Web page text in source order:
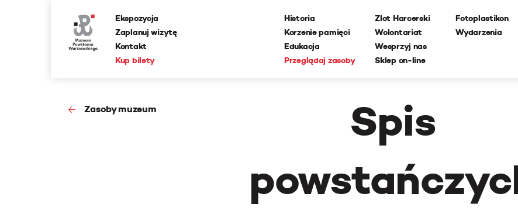
Ekspozycja
Zaplanuj wizytę
Kontakt
Kup bilety
Historia
Korzenie pamięci
Edukacja
Przeglądaj zasoby
Zlot Harcerski
Wolontariat
Wesprzyj nas
Sklep on-line
Fotoplastikon
Wydarzenia
Zasoby muzeum
Spis